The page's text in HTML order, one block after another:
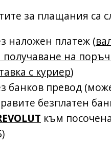
за плащания са
наложен платеж (
получаване на
с куриер)
банков превод
безплатен
към